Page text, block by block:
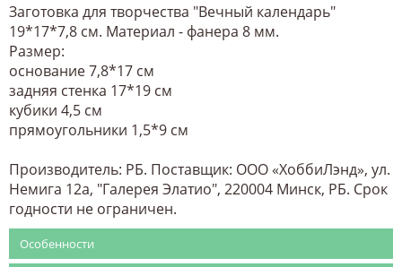
Заготовка для творчества "Вечный календарь"
19*17*7,8 см. Материал - фанера 8 мм.
Размер:
основание 7,8*17 см
задняя стенка 17*19 см
кубики 4,5 см
прямоугольники 1,5*9 см
Производитель: РБ. Поставщик: ООО «ХоббиЛэнд», ул.
Немига 12а, "Галерея Элатио", 220004 Минск, РБ. Срок
годности не ограничен.
Особенности